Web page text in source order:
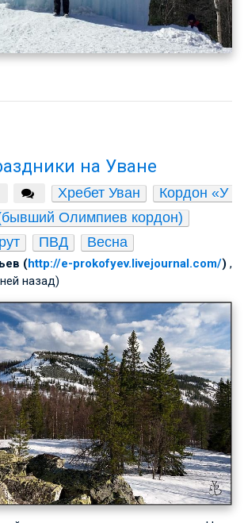
на Уване
Хребет Уван
Кордон «У
Олимпиев кордон)
ПВД Весна
(http://e-prokofyev.livejournal.com/) ,
назад)